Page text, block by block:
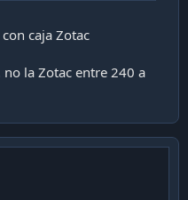
caja Zotac
no la Zotac entre 240 a